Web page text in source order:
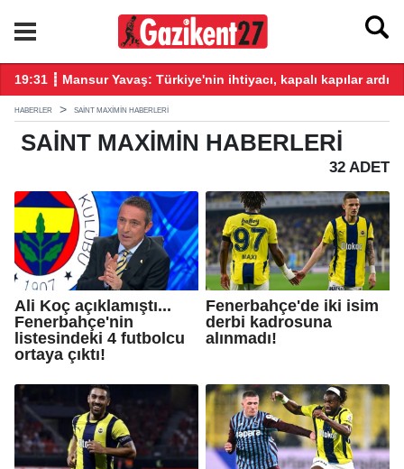
katkı vereceğiz!
19:31 ┋ Mansur Yavaş: Türkiye'nin ihtiyacı, kapalı kapılar
HABERLER SAINT MAXIMIN HABERLERI
SAINT MAXIMIN HABERLERI
32 ADET
Ali Koç açıklamıştı...
Fenerbahçe'nin
listesindeki 4 futbolcu
ortaya çıktı!
Fenerbahçe'de iki isim
derbi kadrosuna
alınmadı!